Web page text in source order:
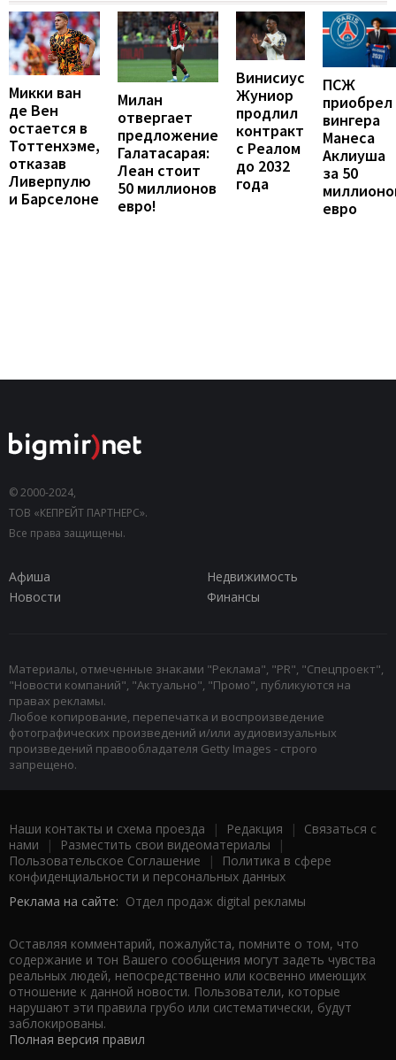
Микки ван
де Вен
остается в
Тоттенхэме,
отказав
Ливерпулю
и Барселоне
Милан
отвергает
предложение
Галатасарая:
Леан стоит
50 миллионов
евро!
Винисиус
Жуниор
продлил
контракт
с Реалом
до 2032
года
ПСЖ
приобрел
вингера
Манеса
Аклиуша
за 50
евро
© 2000-2024,
ТОВ «КЕПРЕЙТ ПАРТНЕРС».
Все права защищены.
Афиша
Недвижимость
Новости
Финансы
Материалы, отмеченные знаками "Реклама", "PR", "Спецпроект",
"Новости компаний", "Актуально", "Промо", публикуются на
правах рекламы.
Любое копирование, перепечатка и воспроизведение
фотографических произведений и/или аудиовизуальных
произведений правообладателя Getty Images - строго
запрещено.
Наши контакты и схема проезда | Редакция | Связаться с
нами | Разместить свои видеоматериалы |
Пользовательское Соглашение |
Политика в сфере
конфиденциальности и персональных данных
Реклама на сайте: Отдел продаж digital рекламы
Оставляя комментарий, пожалуйста, помните о том, что
содержание и тон Вашего сообщения могут задеть чувства
реальных людей, непосредственно или косвенно имеющих
отношение к данной новости. Пользователи, которые
нарушают эти правила грубо или систематически, будут
заблокированы.
Полная версия правил